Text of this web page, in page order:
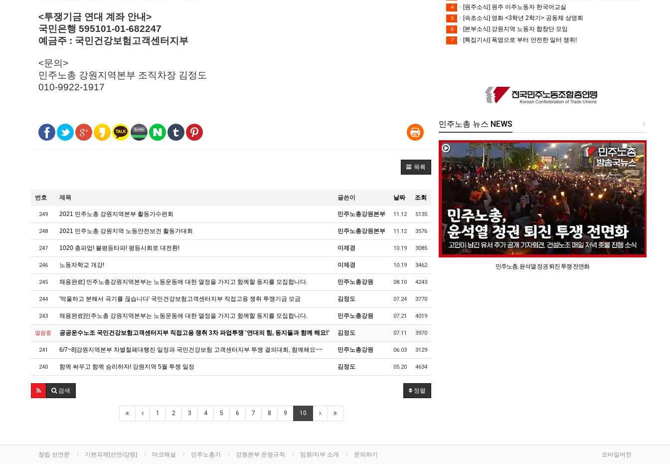
<투쟁기금 연대 계좌 안내>
국민은행 595101-01-682247
예금주 : 국민건강보험고객센터지부
<문의>
민주노총 강원지역본부 조직차장 김정도
010-9922-1917
목록
번호 제목 글쓴이 날짜 조회
249 2021 민주노총 강원지역본부 활동가수련회 민주노총강원본부 11.12 5135
248 2021 민주노총 강원지역 노동안전보건 활동가대회 민주노총강원본부 11.12 3576
247 1020 총파업! 불평등타파! 평등사회로 대전환! 이제경 10.19 3085
246 노동자학교 개강! 이제경 10.19 3462
245 채용완료] 민주노총강원지역본부는 노동운동에 대한 열정을 가지고 함께할 동지를 모집합니다. 민주노총강원 08.10 4243
244 '억울하고 분해서 곡기를 끊습니다' 국민건강보험고객센터지부 직접고용 쟁취 투쟁기금 모금 김정도 07.24 3770
243 채용완료]민주노총 강원지역본부는 노동운동에 대한 열정을 가지고 함께할 동지를 모집합니다. 민주노총강원 07.21 4019
열람중 공공운수노조 국민건강보험고객센터지부 직접고용 쟁취 3차 파업투쟁 '연대의 힘, 동지들과 함께 해요!' 김정도 07.11 3970
241 6/7~8]강원지역본부 차별철폐대행진 일정과 국민건강보험 고객센터지부 투쟁 결의대회, 함께해요~~ 민주노총강원 06.03 3129
240 함께 싸우고 함께 승리하자! 강원지역 5월 투쟁 일정 김정도 05.20 4634
정렬
검색
1 2 3 4 5 6 7 8 9 10
4 [원주소식] 원주 이주노동자 한국어교실
5 [속초소식] 영화 <3학년 2학기> 공동체 상영회
6 [본부소식] 강원지역 노동자 합창단 모임
7 [특집기사] 폭염으로 부터 안전한 일터 쟁취!
+
민주노총 뉴스 NEWS
민주노총, 윤석열 정권 퇴진 투쟁 전면화
창립 선언문 기본과제[선언/강령] 마크해설 민주노총가 강원본부 운영규칙 임원/지부 소개 문의하기 모바일버전